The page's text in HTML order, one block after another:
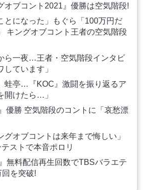
オブコント2021』優勝は空気階段!
とになった」もぐら「100万円だ
キングオブコント王者の空気階段
ら一夜…王者・空気階段インタビ
しています」
蛙亭…『KOC』激闘を振り返るア
開けたら…」
優勝 空気階段のコントに「哀愁漂
グオブコントは来年まで悔しい」
ストで本音ポロリ
無料配信再生回数でTBSバラエテ
を突破!